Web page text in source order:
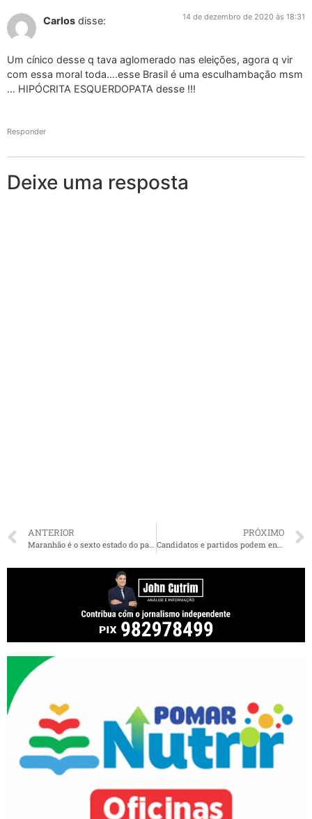
Carlos disse: 14 de dezembro de 2020 às 18:31
Um cínico desse q tava aglomerado nas eleições, agora q vir
com essa moral toda….esse Brasil é uma esculhambação msm
… HIPÓCRITA ESQUERDOPATA desse !!!
Responder
Deixe uma resposta
ANTERIOR PRÓXIMO